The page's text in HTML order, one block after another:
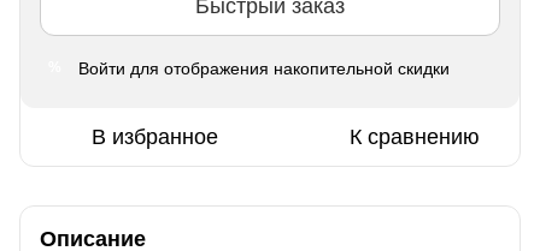
Быстрый заказ
Войти для отображения накопительной скидки
В избранное К сравнению
Описание